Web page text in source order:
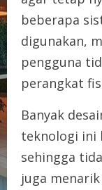
beberapa
digunakan,
pengguna
perangkat
Banyak
teknologi ini
sehingga
juga